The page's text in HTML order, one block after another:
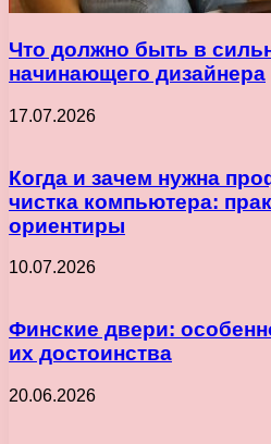
Что должно быть в
начинающего дизайнера
17.07.2026
Когда и зачем нужна
чистка компьютера:
ориентиры
10.07.2026
Финские двери:
их достоинства
20.06.2026